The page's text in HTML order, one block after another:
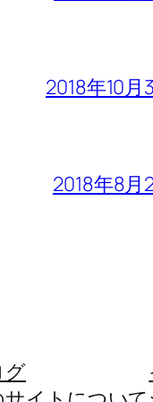
2018年10月
2018年8月
グ